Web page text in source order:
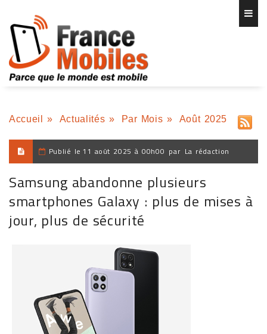
Accueil » Actualités » Par Mois » Août 2025
Publié le 11 août 2025 à 00h00 par La rédaction
Samsung abandonne plusieurs
smartphones Galaxy : plus de mises à
jour, plus de sécurité